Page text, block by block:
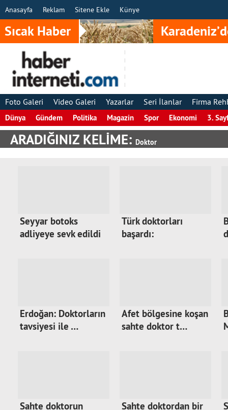
Anasayfa Reklam Sitene Ekle Künye
Sıcak Haber
Foto Galeri Video Galeri Yazarlar Seri İlanlar Firma
Dünya Gündem Politika Magazin Spor Ekonomi 3.
ARADIĞINIZ KELİME: Doktor
Seyyar botoks
adliyeye sevk edildi
Türk doktorları
başardı:
Erdoğan: Doktorların
tavsiyesi ile …
Afet bölgesine koşan
sahte doktor t…
Sahte doktorun
Sahte doktordan bir